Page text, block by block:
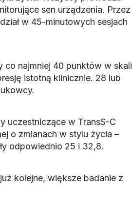
sen urządzenia. Przez
w 45-minutowych sesjach
co najmniej 40 punktów w skali
istotną klinicznie. 28 lub
uczestniczące w TransS-C
o zmianach w stylu życia –
odpowiednio 25 i 32,8.
kolejne, większe badanie z